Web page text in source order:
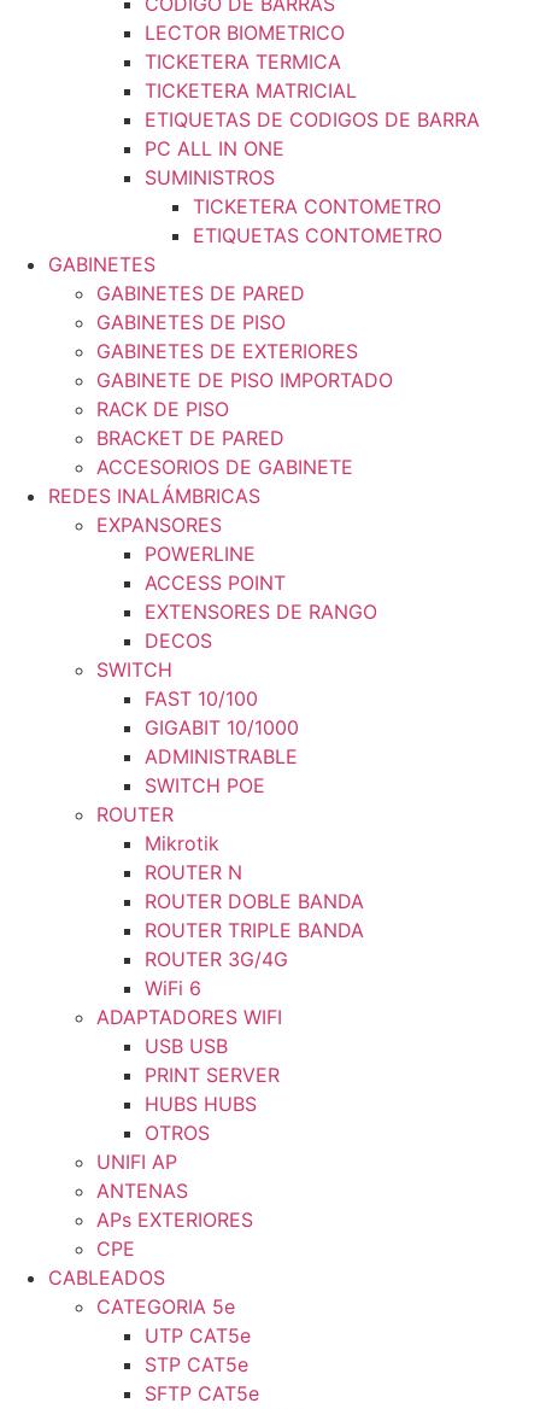
LECTOR BIOMETRICO
TICKETERA TERMICA
TICKETERA MATRICIAL
ETIQUETAS DE CODIGOS DE BARRA
PC ALL IN ONE
SUMINISTROS
TICKETERA CONTOMETRO
ETIQUETAS CONTOMETRO
GABINETES
GABINETES DE PARED
GABINETES DE PISO
GABINETES DE EXTERIORES
GABINETE DE PISO IMPORTADO
RACK DE PISO
BRACKET DE PARED
ACCESORIOS DE GABINETE
REDES INALÁMBRICAS
EXPANSORES
POWERLINE
ACCESS POINT
EXTENSORES DE RANGO
DECOS
SWITCH
FAST 10/100
GIGABIT 10/1000
ADMINISTRABLE
SWITCH POE
ROUTER
Mikrotik
ROUTER N
ROUTER DOBLE BANDA
ROUTER TRIPLE BANDA
ROUTER 3G/4G
WiFi 6
ADAPTADORES WIFI
USB USB
PRINT SERVER
HUBS HUBS
OTROS
UNIFI AP
ANTENAS
APs EXTERIORES
CPE
CABLEADOS
CATEGORIA 5e
UTP CAT5e
STP CAT5e
SFTP CAT5e